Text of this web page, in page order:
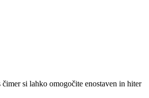
si lahko omogočite enostaven in hiter